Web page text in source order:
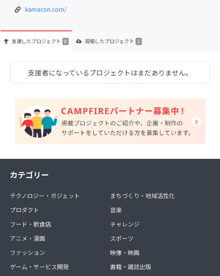
kamacon.com/
支援したプロジェクト 0 投稿したプロジェクト 1
支援者になっているプロジェクトはまだありません。
カテゴリー
テクノロジー・ガジェット
プロダクト
フード・飲食店
アニメ・漫画
ファッション
ゲーム・サービス開発
まちづくり・地域活性化
音楽
チャレンジ
スポーツ
映像・映画
書籍・雑誌出版